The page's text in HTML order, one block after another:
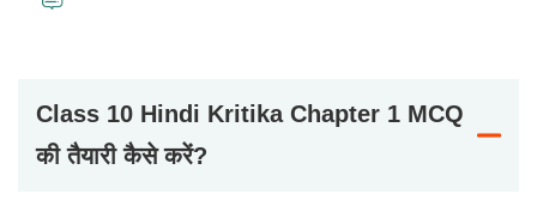
Class 10 Hindi Kritika Chapter 1 MCQ
की तैयारी कैसे करें?